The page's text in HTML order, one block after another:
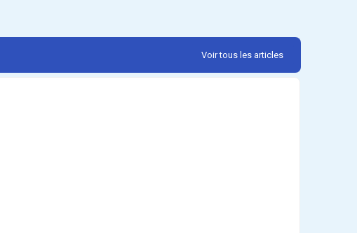
Voir tous les articles